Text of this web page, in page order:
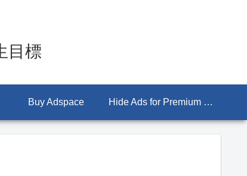
目標
Buy Adspace Hide Ads for Premium Members